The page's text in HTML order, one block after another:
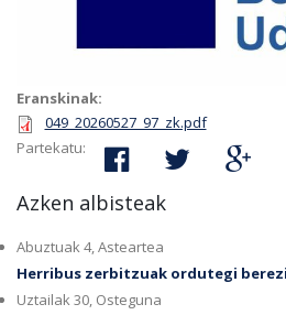
Eranskinak:
049_20260527_97_zk.pdf
Partekatu:
Azken albisteak
Abuztuak 4, Asteartea
Herribus zerbitzuak ordutegi
Uztailak 30, Osteguna